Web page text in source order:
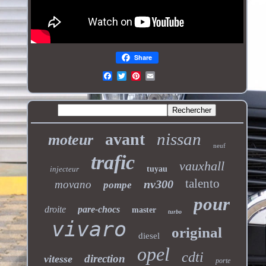
Share
moteur avant nissan neuf
injecteur trafic tuyau vauxhall
movano pompe nv300 talento
droite pare-chocs master turbo pour
vivaro diesel original
vitesse direction opel cdti porte